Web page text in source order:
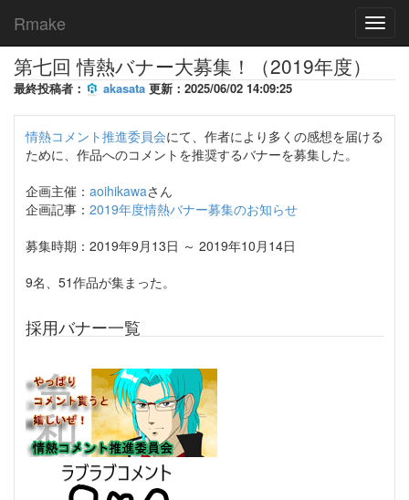
Rmake
第七回 情熱バナー大募集！（2019年度）
最終投稿者： akasata 更新：2025/06/02 14:09:25
情熱コメント推進委員会にて、作者により多くの感想を届ける
ために、作品へのコメントを推奨するバナーを募集した。
企画主催： aoihikawaさん
企画記事： 2019年度情熱バナー募集のお知らせ
募集時期：2019年9月13日 ～ 2019年10月14日
9名、51作品が集まった。
採用バナー一覧